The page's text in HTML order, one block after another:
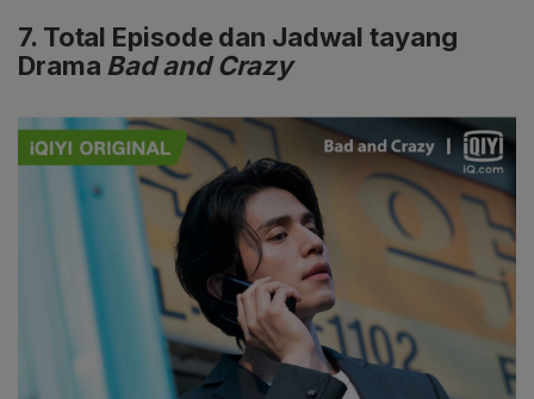
7. Total Episode dan Jadwal tayang
Drama Bad and Crazy